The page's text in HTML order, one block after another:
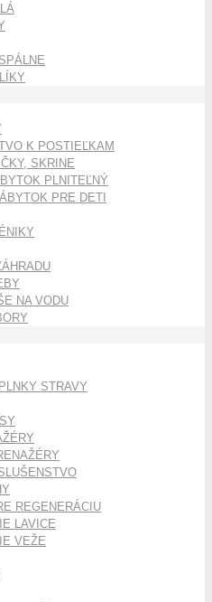
K POSTIEĽKAM
SKRINE
PLNITEĽNÝ
PRE DETI
NA VODU
STRAVY
REGENERÁCIU
LAVICE
VEŽE